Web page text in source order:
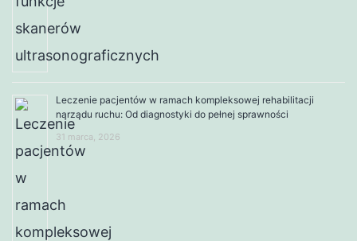
Leczenie pacjentów w ramach kompleksowej rehabilitacji
narządu ruchu: Od diagnostyki do pełnej sprawności
31 marca, 2026